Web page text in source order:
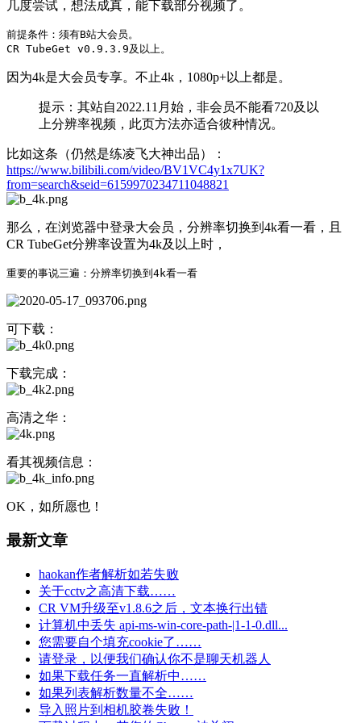
几度尝试，想法成真，能下载部分视频了。
前提条件：须有B站大会员。
因为4k是大会员专享。不止4k，1080p+以上都是。
提示：其站自2022.11月始，非会员不能看720及以
上分辨率视频，此页方法亦适合彼种情况。
比如这条（仍然是练凌飞大神出品）：
https://www.bilibili.com/video/BV1VC4y1x7UK?
from=search&seid=6159970234711048821
那么，在浏览器中登录大会员，分辨率切换到4k看一看，且
CR TubeGet分辨率设置为4k及以上时，
可下载：
下载完成：
高清之华：
看其视频信息：
OK，如所愿也！
最新文章
haokan作者解析如若失败
关于cctv之高清下载……
CR VM升级至v1.8.6之后，文本换行出错
计算机中丢失 api-ms-win-core-path-|1-1-0.dll...
您需要自个填充cookie了……
请登录，以便我们确认你不是聊天机器人
如果下载任务一直解析中……
如果列表解析数量不全……
导入照片到相机胶卷失败！